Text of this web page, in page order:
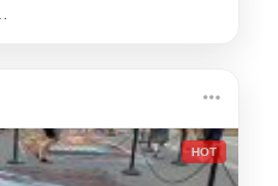
HOT